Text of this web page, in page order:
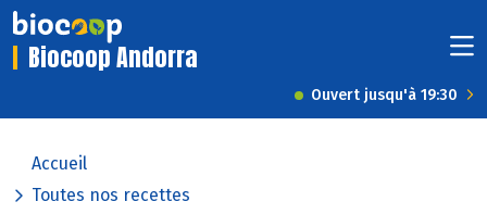
Biocoop Andorra
Ouvert jusqu'à 19:30
Accueil
Toutes nos recettes